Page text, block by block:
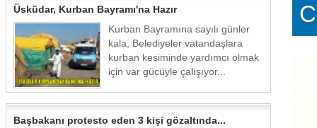
Üsküdar, Kurban Bayramı'na Hazır
Kurban Bayramına sayılı günler
kala, Belediyeler vatandaşlara
kurban kesiminde yardımcı olmak
için var gücüyle çalışıyor...
Başbakanı protesto eden 3 kişi gözaltında...